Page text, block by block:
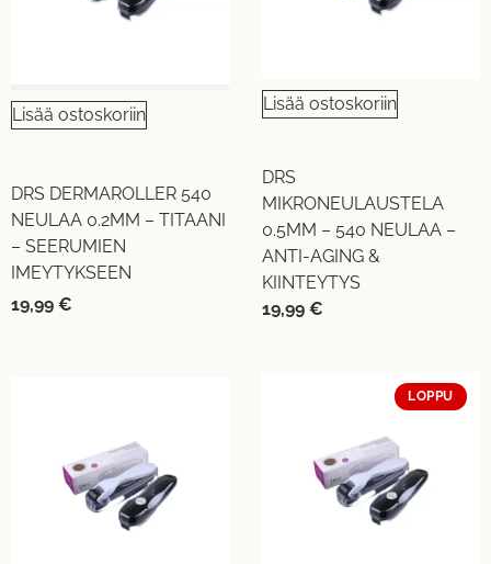
Lisää ostoskoriin
DRS DERMAROLLER 540
NEULAA 0.2MM – TITAANI
– SEERUMIEN
IMEYTYKSEEN
19,99 €
Lisää ostoskoriin
DRS
MIKRONEULAUSTELA
0.5MM – 540 NEULAA –
ANTI-AGING &
KIINTEYTYS
19,99 €
LOPPU